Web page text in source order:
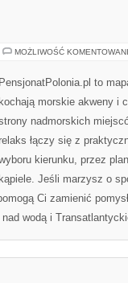
MOŻLIWOŚĆ
PensjonatPolonia.pl to
kochają morskie akweny i
nadmorskich
relaks łączy się z
kierunku, przez
kąpiele. Jeśli marzysz o
Ci zamienić
wodą i